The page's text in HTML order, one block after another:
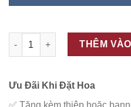
ĐC - V58 số lượng
THÊM
Ưu Đãi Khi Đặt Hoa